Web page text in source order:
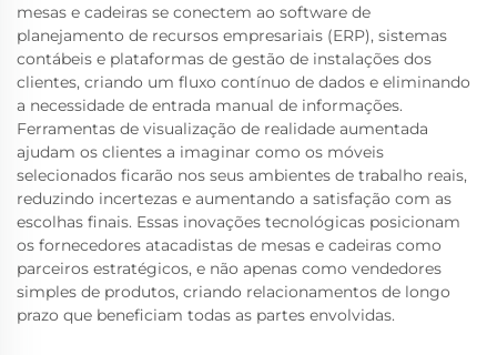
mesas e cadeiras se conectem ao software de
planejamento de recursos empresariais (ERP), sistemas
contábeis e plataformas de gestão de instalações dos
clientes, criando um fluxo contínuo de dados e eliminando
a necessidade de entrada manual de informações.
Ferramentas de visualização de realidade aumentada
ajudam os clientes a imaginar como os móveis
selecionados ficarão nos seus ambientes de trabalho reais,
reduzindo incertezas e aumentando a satisfação com as
escolhas finais. Essas inovações tecnológicas posicionam
os fornecedores atacadistas de mesas e cadeiras como
parceiros estratégicos, e não apenas como vendedores
simples de produtos, criando relacionamentos de longo
prazo que beneficiam todas as partes envolvidas.